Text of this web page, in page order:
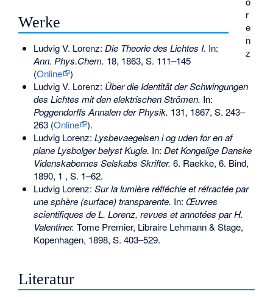
r
e
n
z
Werke
Ludvig V. Lorenz: Die Theorie des Lichtes I. In:
Ann. Phys.Chem. 18, 1863, S. 111–145
(Online
)
Ludvig V. Lorenz: Über die Identität der Schwingungen
des Lichtes mit den elektrischen Strömen. In:
Poggendorffs Annalen der Physik. 131, 1867, S. 243–
263 (Online
).
Ludvig Lorenz: Lysbevaegelsen i og uden for en af
plane Lysbolger belyst Kugle. In: Det Kongelige Danske
Videnskabernes Selskabs Skrifter. 6. Raekke, 6. Bind,
1890, 1 , S. 1–62.
Ludvig Lorenz: Sur la lumière réfléchie et réfractée par
une sphère (surface) transparente. In: Œuvres
scientifiques de L. Lorenz, revues et annotées par H.
Valentiner. Tome Premier, Libraire Lehmann & Stage,
Kopenhagen, 1898, S. 403–529.
Literatur